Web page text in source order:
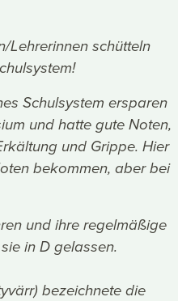
Lehrerinnen schütteln
Schulsystem ersparen
und hatte gute Noten,
und Grippe. Hier
bekommen, aber bei
und ihre regelmäßige
in D gelassen.
bezeichnete die